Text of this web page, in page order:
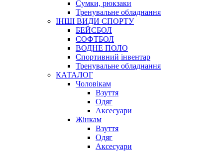
Сумки, рюкзаки
Тренувальне обладнання
ІНШІ ВИДИ СПОРТУ
БЕЙСБОЛ
СОФТБОЛ
ВОДНЕ ПОЛО
Спортивний інвентар
Тренувальне обладнання
КАТАЛОГ
Чоловікам
Взуття
Одяг
Аксесуари
Жінкам
Взуття
Одяг
Аксесуари